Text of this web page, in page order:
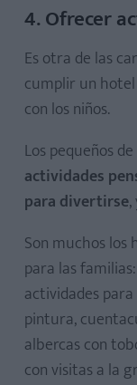
4. Ofrecer
Es otra de las
cumplir un
con los niños.
Los pequeños
actividades
para divertirse,
Son muchos los
para las
actividades
pintura,
albercas con
con visitas a la